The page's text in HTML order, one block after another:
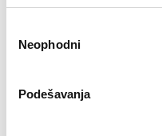
сагласности
Neophodni
Podešavanja
Osiguranje od preloma -